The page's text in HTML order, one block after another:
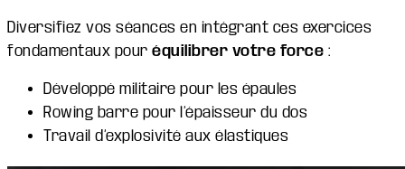
Diversifiez vos séances en intégrant ces exercices
fondamentaux pour équilibrer votre force :
Développé militaire pour les épaules
Rowing barre pour l’épaisseur du dos
Travail d’explosivité aux élastiques